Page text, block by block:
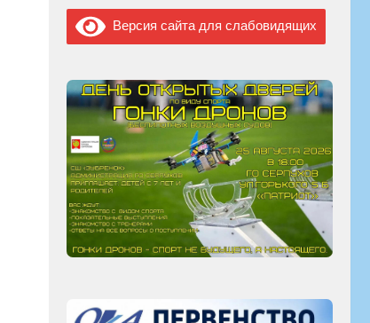
Версия сайта для слабовидящих